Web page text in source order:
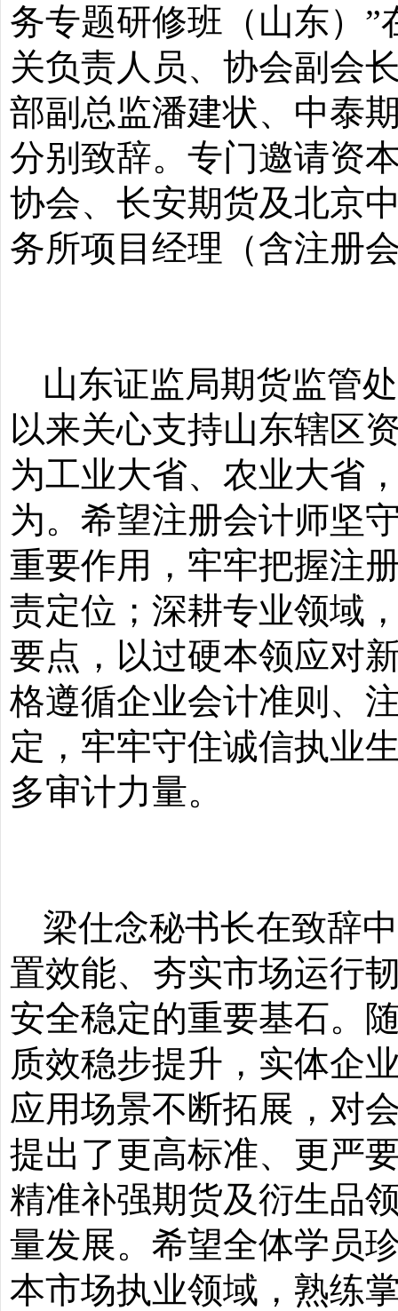
务专题研修班（山东） ”
关负责人员、协会副会
部副总监潘建状、中泰
分别致辞。 专门邀请资
协会、 长安期货及北京
务所项目经理（含注册
山东证监局期货监管
以来关心支持山东辖区
为工业大省、农业大省
为。希望注册会计师坚
重要作用，牢牢把握注
责定位；深耕专业领域
要点，以过硬本领应对
格遵循企业会计准则、
定，牢牢守住诚信执业
多审计力量。
梁仕念秘书长在致辞
置效能、夯实市场运行
安全稳定的重要基石。
质效稳步提升，实体企
应用场景不断拓展，对
提出了更高标准、更严
精准补强期货及衍生品
量发展。希望全体学员
本市场执业领域，熟练